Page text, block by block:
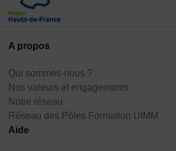
A propos
Qui sommes-nous ?
Nos valeurs et engagements
Notre réseau
Réseau des Pôles Formation UIMM
Aide